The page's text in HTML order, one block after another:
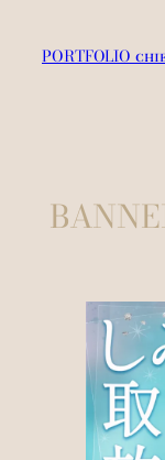
PORTFOLIO